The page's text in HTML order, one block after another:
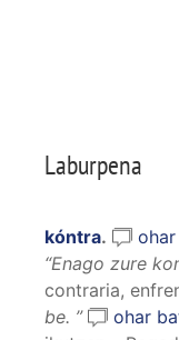
Laburpena
kóntra.
“Enago zure
contraria,
be. ” ohar